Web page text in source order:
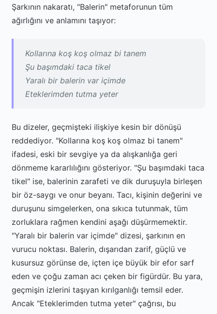
Şarkının nakaratı, "Balerin" metaforunun tüm
ağırlığını ve anlamını taşıyor:
Kollarına koş koş olmaz bi tanem
Şu başımdaki taca tikel
Yaralı bir balerin var içimde
Eteklerimden tutma yeter
Bu dizeler, geçmişteki ilişkiye kesin bir dönüşü
reddediyor. "Kollarına koş koş olmaz bi tanem"
ifadesi, eski bir sevgiye ya da alışkanlığa geri
dönmeme kararlılığını gösteriyor. "Şu başımdaki taca
tikel" ise, balerinin zarafeti ve dik duruşuyla birleşen
bir öz-saygı ve onur beyanı. Tacı, kişinin değerini ve
duruşunu simgelerken, ona sıkıca tutunmak, tüm
zorluklara rağmen kendini aşağı düşürmemektir.
"Yaralı bir balerin var içimde" dizesi, şarkının en
vurucu noktası. Balerin, dışarıdan zarif, güçlü ve
kusursuz görünse de, içten içe büyük bir efor sarf
eden ve çoğu zaman acı çeken bir figürdür. Bu yara,
geçmişin izlerini taşıyan kırılganlığı temsil eder.
Ancak "Eteklerimden tutma yeter" çağrısı, bu